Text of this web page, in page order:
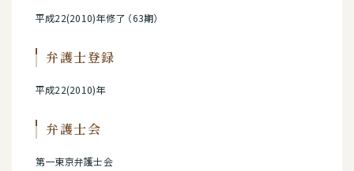
平成22(2010)年修了 （63期）
弁護士登録
平成22(2010)年
弁護士会
第一東京弁護士会